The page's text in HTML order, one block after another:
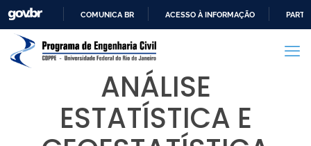
PARA
CONTEÚDO
COMUNICA BR ACESSO À INFORMAÇÃO
ANÁLISE
ESTATÍSTICA E